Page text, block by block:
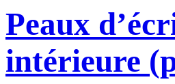
Peaux
intérieure